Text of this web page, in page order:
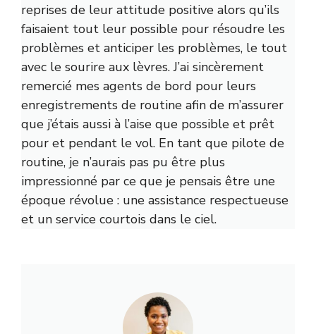
reprises de leur attitude positive alors qu’ils
faisaient tout leur possible pour résoudre les
problèmes et anticiper les problèmes, le tout
avec le sourire aux lèvres. J’ai sincèrement
remercié mes agents de bord pour leurs
enregistrements de routine afin de m’assurer
que j’étais aussi à l’aise que possible et prêt
pour et pendant le vol. En tant que pilote de
routine, je n’aurais pas pu être plus
impressionné par ce que je pensais être une
époque révolue : une assistance respectueuse
et un service courtois dans le ciel.